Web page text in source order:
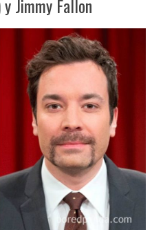
Jimmy Fallon